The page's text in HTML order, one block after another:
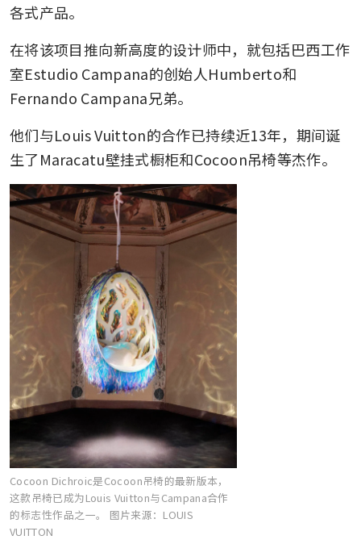
各式产品。
在将该项目推向新高度的设计师中，就包括巴西工作
室Estudio Campana的创始人Humberto和
Fernando Campana兄弟。
他们与Louis Vuitton的合作已持续近13年，期间诞
生了Maracatu壁挂式橱柜和Cocoon吊椅等杰作。
Cocoon Dichroic是Cocoon吊椅的最新版本，
这款吊椅已成为Louis Vuitton与Campana合作
的标志性作品之一。 图片来源：LOUIS
VUITTON